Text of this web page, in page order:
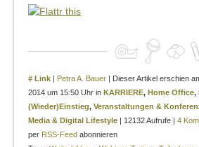
# Link | Petra A. Bauer | Dieser Artikel erschien
2014 um 15:50 Uhr in KARRIERE, Home Office,
(Wieder)Einstieg, Veranstaltungen &
Media & Digital Lifestyle | 12132 Aufrufe | 4
per RSS-Feed abonnieren